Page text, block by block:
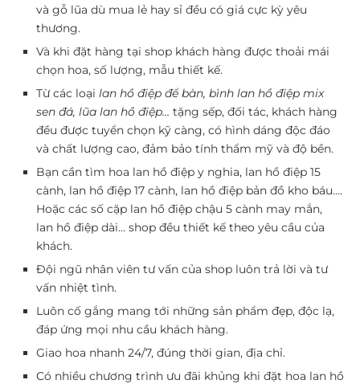
và gỗ lũa dù mua lẻ hay sỉ đều có giá cực kỳ yêu
thương.
Và khi đặt hàng tại shop khách hàng được thoải mái
chọn hoa, số lượng, mẫu thiết kế.
Từ các loại lan hồ điệp để bàn, bình lan hồ điệp mix
sen đá, lũa lan hồ điệp… tặng sếp, đối tác, khách hàng
đều được tuyển chọn kỹ càng, có hình dáng độc đáo
và chất lượng cao, đảm bảo tính thẩm mỹ và độ bền.
Bạn cần tìm hoa lan hồ điệp y nghia, lan hồ điệp 15
cành, lan hồ điệp 17 cành, lan hồ điệp bản đồ kho báu….
Hoặc các số cặp lan hồ điệp chậu 5 cành may mắn,
lan hồ điệp dài… shop đều thiết kế theo yêu cầu của
khách.
Đội ngũ nhân viên tư vấn của shop luôn trả lời và tư
vấn nhiệt tình.
Luôn cố gắng mang tới những sản phẩm đẹp, độc lạ,
đáp ứng mọi nhu cầu khách hàng.
Giao hoa nhanh 24/7, đúng thời gian, địa chỉ.
Có nhiều chương trình ưu đãi khủng khi đặt hoa lan hồ